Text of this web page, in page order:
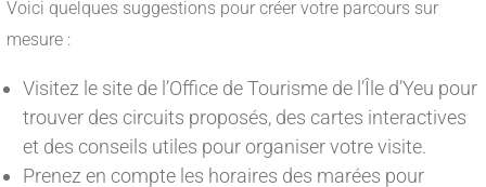
Voici quelques suggestions pour créer votre parcours sur
mesure :
Visitez le site de l’Office de Tourisme de l’Île d’Yeu pour
trouver des circuits proposés, des cartes interactives
et des conseils utiles pour organiser votre visite.
Prenez en compte les horaires des marées pour